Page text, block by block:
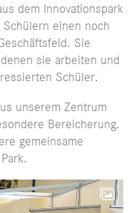
dem Innovationspark
Schülern einen noch
Sie
sie arbeiten und
Schüler.
unserem Zentrum
Bereicherung.
gemeinsame